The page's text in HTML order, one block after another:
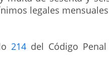
legales
214 del Código